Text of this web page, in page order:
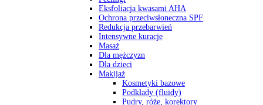
Eksfoliacja kwasami AHA
Ochrona przeciwsłoneczna SPF
Redukcja przebarwień
Intensywne kuracje
Masaż
Dla mężczyzn
Dla dzieci
Makijaż
Kosmetyki bazowe
Podkłady (fluidy)
Pudry, róże, korektory